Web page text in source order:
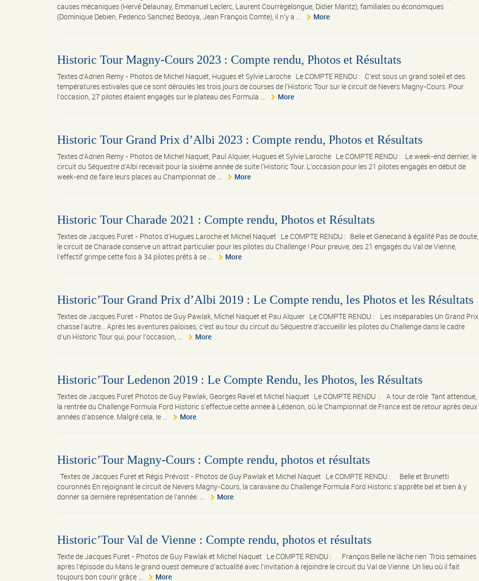
causes mécaniques (Hervé Delaunay, Emmanuel Leclerc, Laurent Courrègelongue, Didier Mantz), familiales ou économiques
(Dominique Debien, Federico Sanchez Bedoya, Jean François Comte), il n’y a ...
More
Historic Tour Magny-Cours 2023 : Compte rendu, Photos et Résultats
Textes d'Adrien Remy - Photos de Michel Naquet, Hugues et Sylvie Laroche Le COMPTE RENDU : C’est sous un grand soleil et des
températures estivales que ce sont déroulés les trois jours de courses de l’Historic Tour sur le circuit de Nevers Magny-Cours. Pour
l’occasion, 27 pilotes étaient engagés sur le plateau des Formula ...
More
Historic Tour Grand Prix d’Albi 2023 : Compte rendu, Photos et Résultats
Textes d'Adrien Remy - Photos de Michel Naquet, Paul Alquier, Hugues et Sylvie Laroche Le COMPTE RENDU : Le week-end dernier, le
circuit du Séquestre d’Albi recevait pour la sixième année de suite l’Historic Tour. L’occasion pour les 21 pilotes engagés en début de
week-end de faire leurs places au Championnat de ...
More
Historic Tour Charade 2021 : Compte rendu, Photos et Résultats
Textes de Jacques Furet - Photos d'Hugues Laroche et Michel Naquet Le COMPTE RENDU : Belle et Genecand à égalité Pas de doute,
le circuit de Charade conserve un attrait particulier pour les pilotes du Challenge ! Pour preuve, des 21 engagés du Val de Vienne,
l’effectif grimpe cette fois à 34 pilotes prêts à se ...
More
Historic’Tour Grand Prix d’Albi 2019 : Le Compte rendu, les Photos et les Résultats
Textes de Jacques Furet - Photos de Guy Pawlak, Michel Naquet et Pau Alquier Le COMPTE RENDU : Les inséparables Un Grand Prix
chasse l’autre… Après les aventures paloises, c’est au tour du circuit du Séquestre d’accueillir les pilotes du Challenge dans le cadre
d’un Historic Tour qui, pour l’occasion, ...
More
Historic’Tour Ledenon 2019 : Le Compte Rendu, les Photos, les Résultats
Textes de Jacques Furet Photos de Guy Pawlak, Georges Ravel et Michel Naquet Le COMPTE RENDU : A tour de rôle Tant attendue,
la rentrée du Challenge Formula Ford Historic s’effectue cette année à Lédenon, où le Championnat de France est de retour après deux
années d’absence. Malgré cela, le ...
More
Historic’Tour Magny-Cours : Compte rendu, photos et résultats
Textes de Jacques Furet et Régis Prévost - Photos de Guy Pawlak et Michel Naquet Le COMPTE RENDU : Belle et Brunetti
couronnés En rejoignant le circuit de Nevers Magny-Cours, la caravane du Challenge Formula Ford Historic s’apprête bel et bien à y
donner sa dernière représentation de l’année. ...
More
Historic’Tour Val de Vienne : Compte rendu, photos et résultats
Texte de Jacques Furet - Photos de Guy Pawlak et Michel Naquet Le COMPTE RENDU : François Belle ne lâche rien Trois semaines
après l’épisode du Mans le grand ouest demeure d’actualité avec l’invitation à rejoindre le circuit du Val de Vienne. Un lieu où il fait
toujours bon courir grâce ...
More